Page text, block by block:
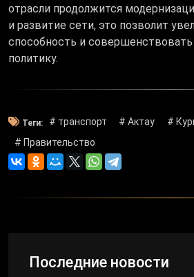
отрасли продолжится
и развитие сети, это позволит
способность и
политику.
Теги: # транспорт # Актау
#
# Правительство
Последние новости